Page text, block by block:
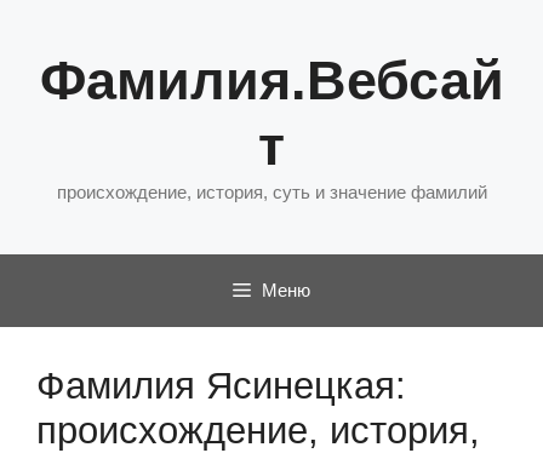
содержимому
Фамилия.Вебсай
т
происхождение, история, суть и значение фамилий
Меню
Фамилия Ясинецкая:
происхождение, история,